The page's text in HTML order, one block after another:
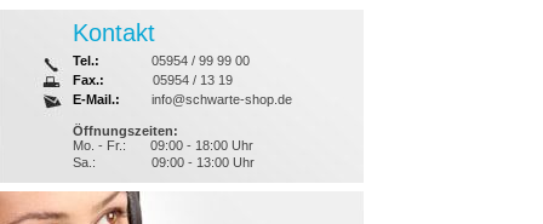
Kontakt
Tel.:
05954 / 99 99 00
Fax.:
05954 / 13 19
E-Mail.:
info@schwarte-shop.de
Öffnungszeiten:
Mo. - Fr.:
09:00 - 18:00 Uhr
Sa.:
09:00 - 13:00 Uhr